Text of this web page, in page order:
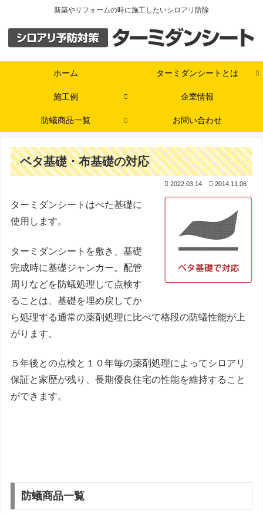
新築やリフォームの時に施工したいシロアリ防除
ホーム ターミダンシートとは
施工例 企業情報
防蟻商品一覧 お問い合わせ
ベタ基礎・布基礎の対応
2022.03.14 2014.11.06
ターミダンシートはべた基礎に
使用します。
ターミダンシートを敷き、基礎
完成時に基礎ジャンカー。配管
周りなどを防蟻処理して点検す
ることは、基礎を埋め戻してか
ら処理する通常の薬剤処理に比べて格段の防蟻性能が上
がります。
５年後との点検と１０年毎の薬剤処理によってシロアリ
保証と家歴が残り、長期優良住宅の性能を維持すること
ができます。
防蟻商品一覧